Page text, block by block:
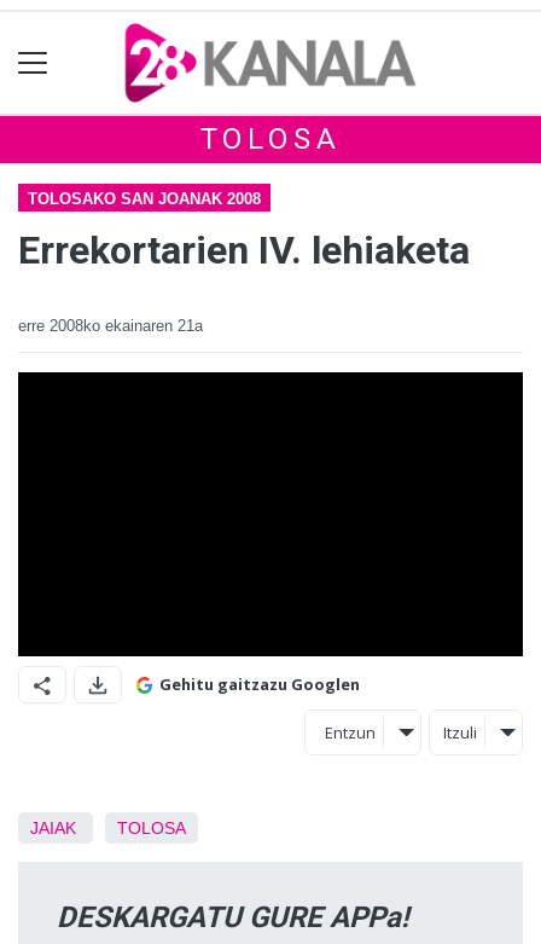
TOLOSA
TOLOSAKO SAN JOANAK 2008
Errekortarien IV. lehiaketa
erre 2008ko ekainaren 21a
Gehitu gaitzazu Googlen
Entzun Itzuli
JAIAK TOLOSA
DESKARGATU GURE APPa!